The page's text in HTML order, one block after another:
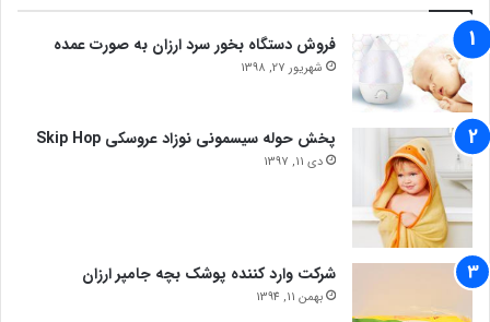
فروش دستگاه بخور سرد ارزان به صورت عمده
شهریور 27, 1398
پخش حوله سیسمونی نوزاد عروسکی Skip Hop
دی 11, 1397
شرکت وارد کننده پوشک بچه جامپر ارزان
بهمن 11, 1394